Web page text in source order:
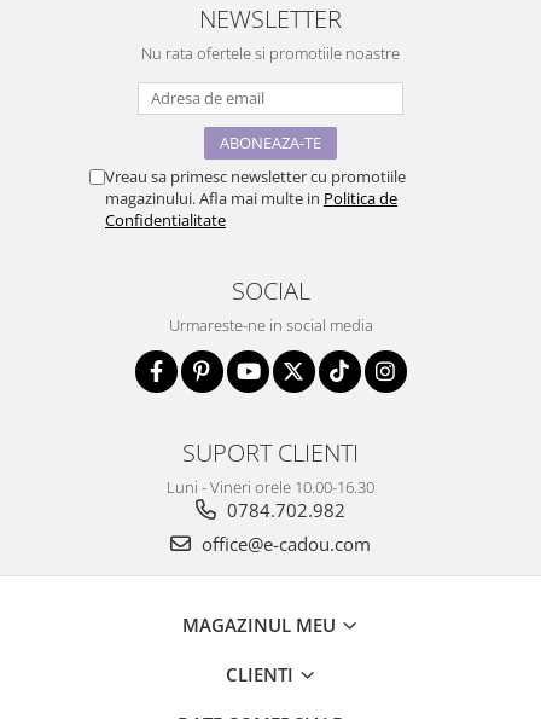
NEWSLETTER
Nu rata ofertele si promotiile noastre
Vreau sa primesc newsletter cu promotiile
magazinului. Afla mai multe in Politica de
Confidentialitate
SOCIAL
Urmareste-ne in social media
SUPORT CLIENTI
Luni - Vineri orele 10.00-16.30
0784.702.982
office@e-cadou.com
MAGAZINUL MEU
CLIENTI